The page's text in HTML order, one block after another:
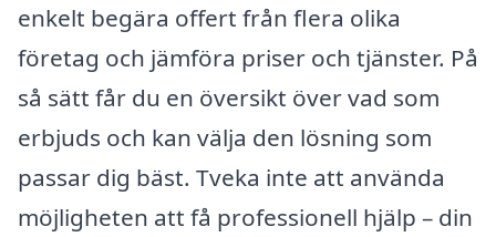
enkelt begära offert från flera olika
företag och jämföra priser och tjänster. På
så sätt får du en översikt över vad som
erbjuds och kan välja den lösning som
passar dig bäst. Tveka inte att använda
möjligheten att få professionell hjälp – din